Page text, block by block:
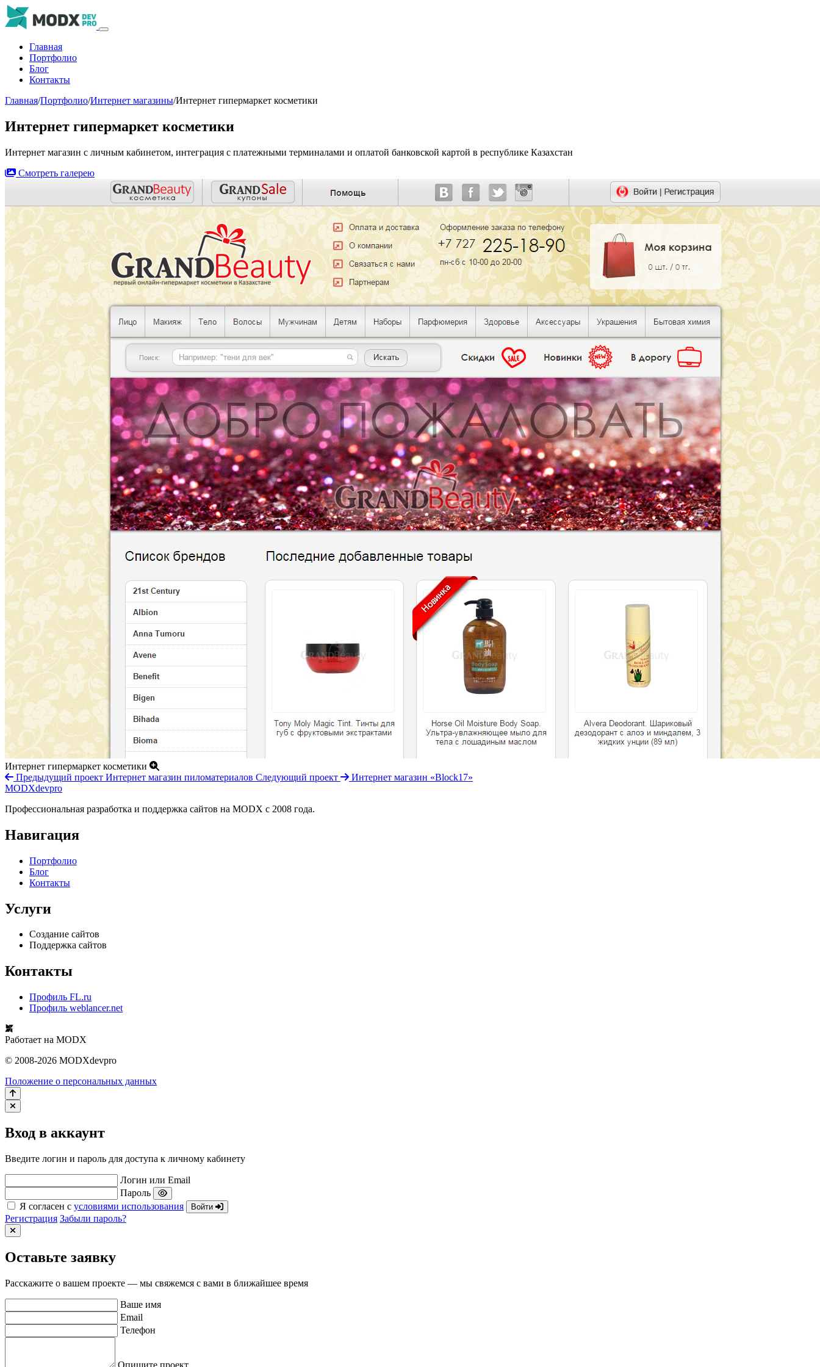
Главная
Портфолио
Блог
Контакты
Главная/Портфолио/Интернет магазины/Интернет гипермаркет косметики
Интернет гипермаркет косметики
Интернет магазин с личным кабинетом, интеграция с платежными терминалами и оплатой банковской картой в республике Казахстан
Смотреть галерею
Интернет гипермаркет косметики
Предыдущий проект Интернет магазин пиломатериалов Следующий проект
Интернет магазин «Block17»
MODXdevpro
Профессиональная разработка и поддержка сайтов на MODX с 2008 года.
Навигация
Портфолио
Блог
Контакты
Услуги
Создание сайтов
Поддержка сайтов
Контакты
Профиль FL.ru
Профиль weblancer.net
Работает на MODX
© 2008-2026 MODXdevpro
Положение о персональных данных
Вход в аккаунт
Введите логин и пароль для доступа к личному кабинету
Логин или Email
Пароль
Я согласен с условиями использования Войти
Регистрация Забыли пароль?
Оставьте заявку
Расскажите о вашем проекте — мы свяжемся с вами в ближайшее время
Ваше имя
Email
Телефон
Опишите проект